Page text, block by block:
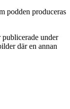
podden produceras
under
där en annan